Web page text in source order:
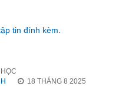
tin đính kèm
18 THÁNG 8 2025